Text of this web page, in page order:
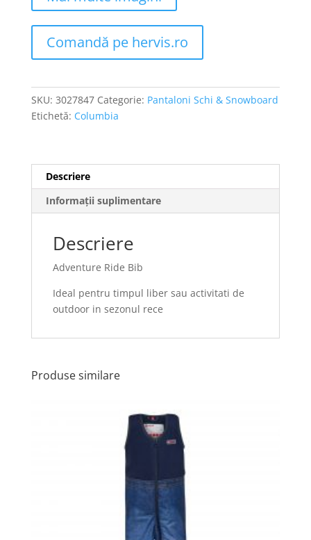
Comandă pe hervis.ro
SKU: 3027847 Categorie: Pantaloni Schi & Snowboard
Etichetă: Columbia
Descriere
Informații suplimentare
Descriere
Adventure Ride Bib
Ideal pentru timpul liber sau activitati de
outdoor in sezonul rece
Produse similare